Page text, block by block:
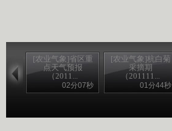
[农业气象]省区重
点天气预报
（2011...
02分07秒
[农业气象]杭白菊
采摘期
（201111...
01分44秒